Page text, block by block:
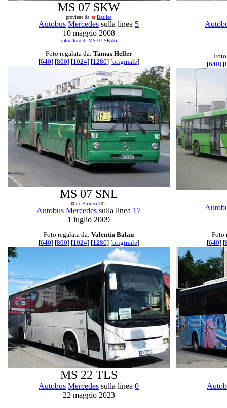
MS 07 SKW
proviene da: Basilea
Autobus Mercedes sulla linea 5
10 maggio 2008
(altra foto di MS 07 SKW)
Foto regalata da: Tamas Heller
[640] [800] [1024] [1280] [originale]
MS 07 SNL
ex-Basilea 702
Autobus Mercedes sulla linea 17
1 luglio 2009
[640] [
Foto regalata da: Valentin Balan
[640] [800] [1024] [1280] [originale]
MS 22 TLS
Autobus Mercedes sulla linea 0
22 maggio 2023
Foto
[640] [